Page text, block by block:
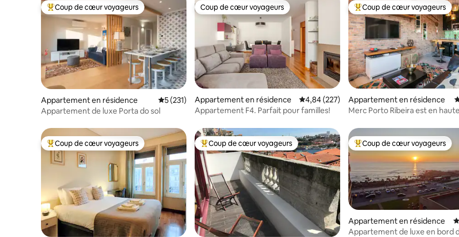
Coups de cœur voyageurs les plus appréciés
Coup de cœur voyageurs
Appartement en résidence Évaluation moyenne sur la base de 231 commentaires : 5 sur 5
5 (231)
Appartement de luxe Porta do sol
Coup de cœur voyageurs
Coup de cœur voyageurs
Appartement en résidence Évaluation moyenne sur la base de 227
4,84 (227)
Appartement F4. Parfait pour familles!
Coups de cœur voyageurs les
Coup de cœur voyageurs
Appartement en résidence
Merc Porto Ribeira est en
Coups de cœur voyageurs les plus appréciés
Coup de cœur voyageurs Coups de cœur voyageurs les plus appréciés
Coup de cœur voyageurs Coups de cœur voyageurs les
Coup de cœur voyageurs
Appartement en résidence
Appartement de luxe en bord